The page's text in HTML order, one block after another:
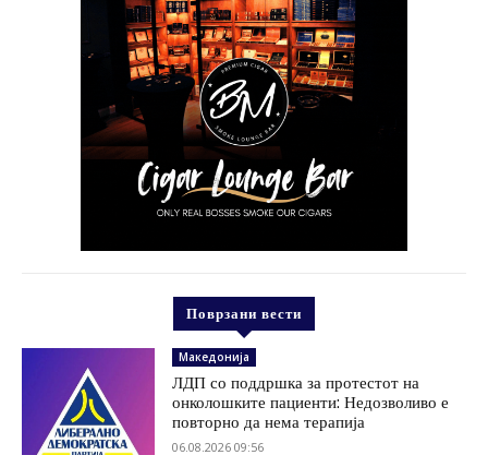
Поврзани вести
Македонија
ЛДП со поддршка за протестот на
онколошките пациенти: Недозволиво е
повторно да нема терапија
06.08.2026 09:56